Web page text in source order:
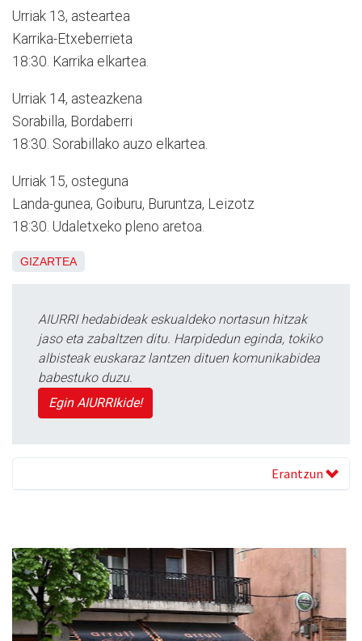
Urriak 13, asteartea
Karrika-Etxeberrieta
18:30. Karrika elkartea.
Urriak 14, asteazkena
Sorabilla, Bordaberri
18:30. Sorabillako auzo elkartea.
Urriak 15, osteguna
Landa-gunea, Goiburu, Buruntza, Leizotz
18:30. Udaletxeko pleno aretoa.
GIZARTEA
AIURRI hedabideak eskualdeko nortasun hitzak
jaso eta zabaltzen ditu. Harpidedun eginda, tokiko
albisteak euskaraz lantzen dituen komunikabidea
babestuko duzu.
Egin AIURRIkide!
Erantzun